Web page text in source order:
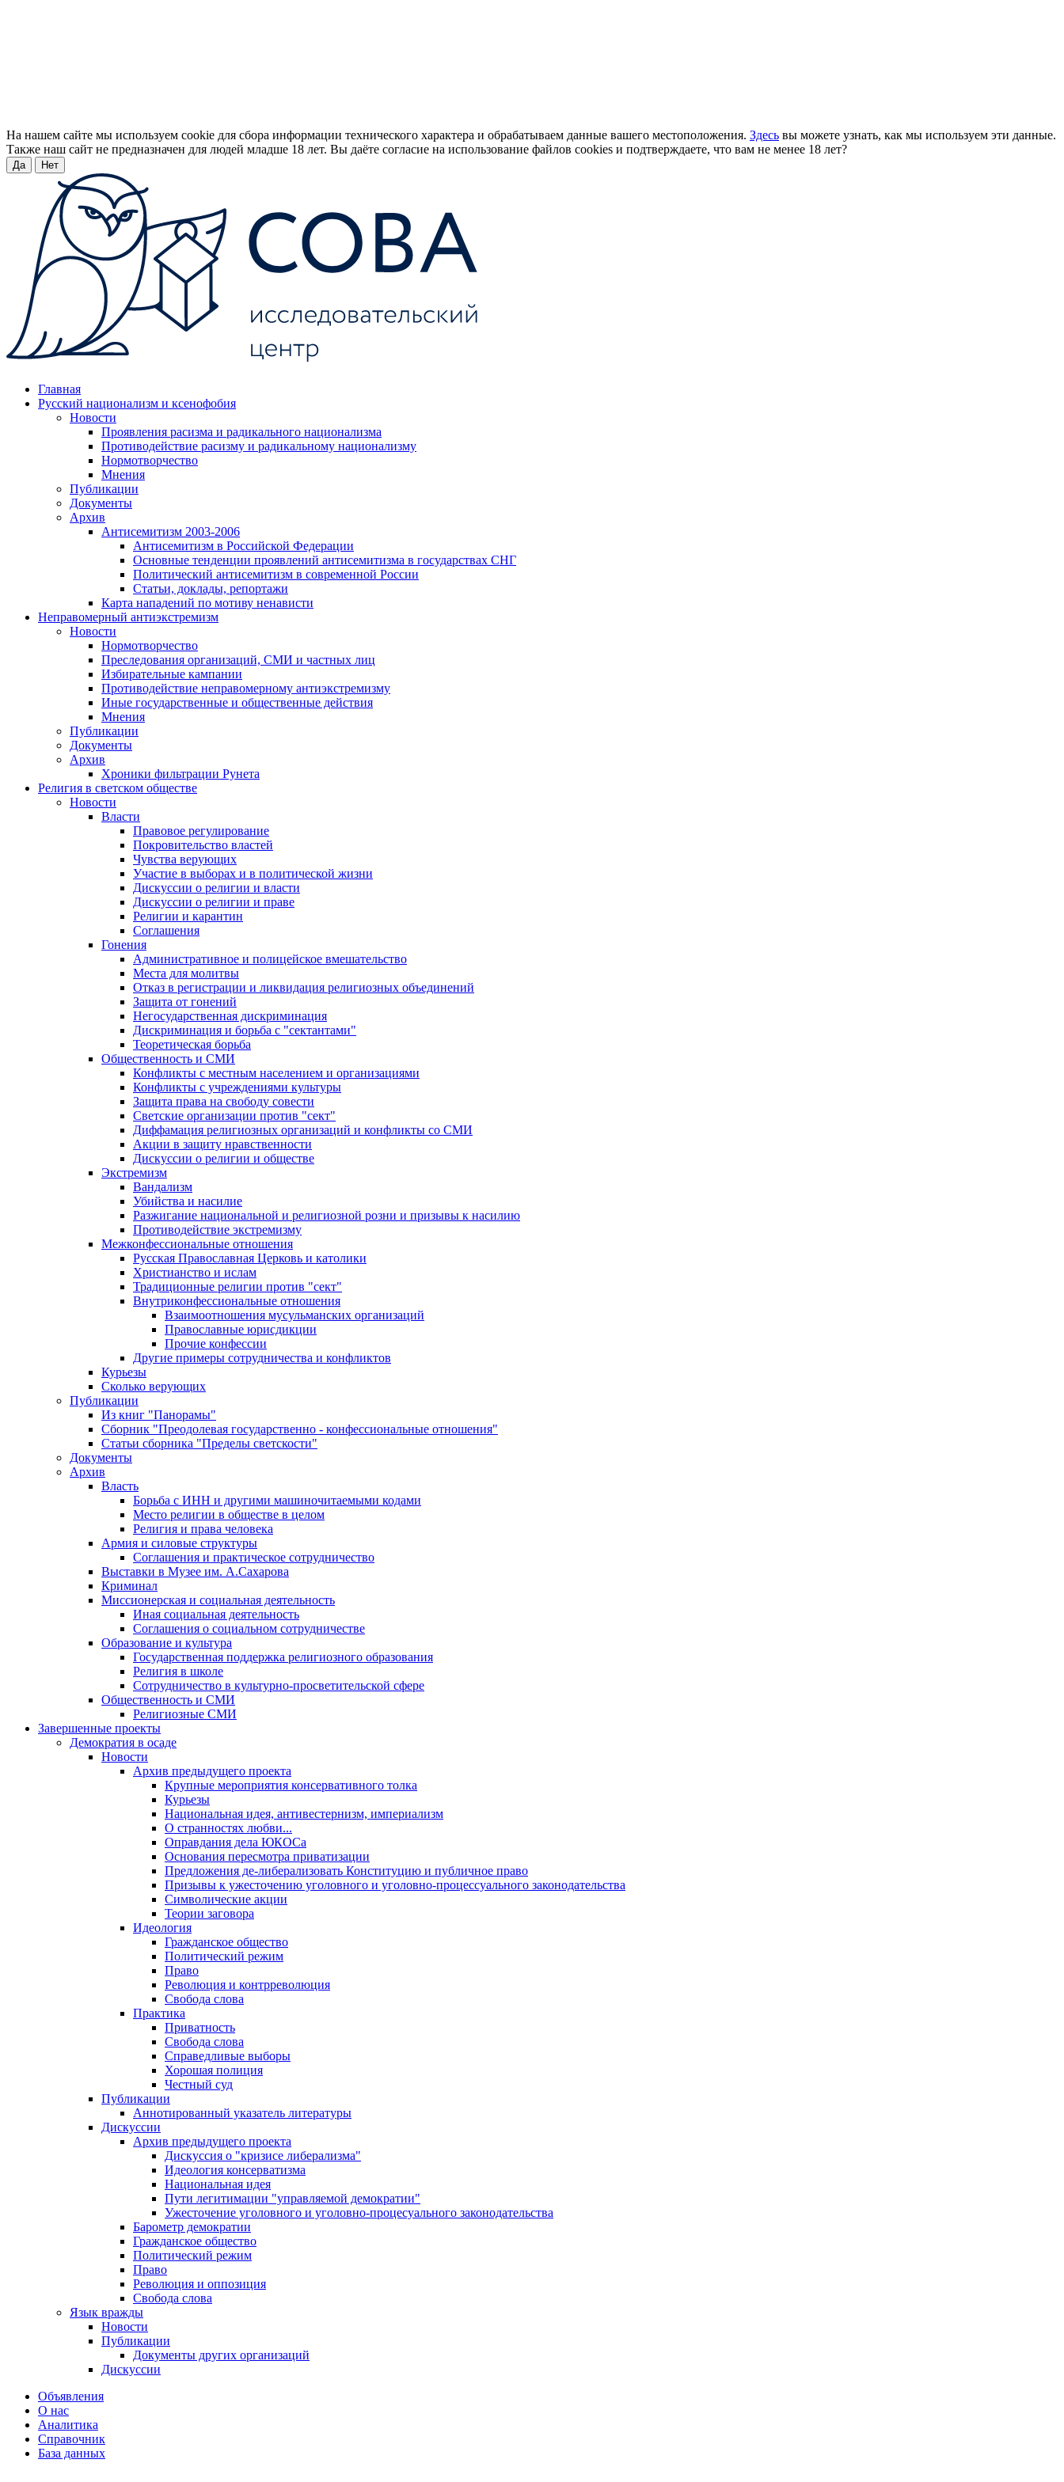
На нашем сайте мы используем cookie для сбора информации технического характера и обрабатываем данные вашего местоположения. Здесь вы можете узнать, как мы используем эти данные.
Также наш сайт не предназначен для людей младше 18 лет. Вы даёте согласие на использование файлов cookies и подтверждаете, что вам не менее 18 лет?
Да Нет
Главная
Русский национализм и ксенофобия
Новости
Проявления расизма и радикального национализма
Противодействие расизму и радикальному национализму
Нормотворчество
Мнения
Публикации
Документы
Архив
Антисемитизм 2003-2006
Антисемитизм в Российской Федерации
Основные тенденции проявлений антисемитизма в государствах СНГ
Политический антисемитизм в современной России
Статьи, доклады, репортажи
Карта нападений по мотиву ненависти
Неправомерный антиэкстремизм
Новости
Нормотворчество
Преследования организаций, СМИ и частных лиц
Избирательные кампании
Противодействие неправомерному антиэкстремизму
Иные государственные и общественные действия
Мнения
Публикации
Документы
Архив
Хроники фильтрации Рунета
Религия в светском обществе
Новости
Власти
Правовое регулирование
Покровительство властей
Чувства верующих
Участие в выборах и в политической жизни
Дискуссии о религии и власти
Дискуссии о религии и праве
Религии и карантин
Соглашения
Гонения
Административное и полицейское вмешательство
Места для молитвы
Отказ в регистрации и ликвидация религиозных объединений
Защита от гонений
Негосударственная дискриминация
Дискриминация и борьба с "сектантами"
Теоретическая борьба
Общественность и СМИ
Конфликты с местным населением и организациями
Конфликты с учреждениями культуры
Защита права на свободу совести
Светские организации против "сект"
Диффамация религиозных организаций и конфликты со СМИ
Акции в защиту нравственности
Дискуссии о религии и обществе
Экстремизм
Вандализм
Убийства и насилие
Разжигание национальной и религиозной розни и призывы к насилию
Противодействие экстремизму
Межконфессиональные отношения
Русская Православная Церковь и католики
Христианство и ислам
Традиционные религии против "сект"
Внутриконфессиональные отношения
Взаимоотношения мусульманских организаций
Православные юрисдикции
Прочие конфессии
Другие примеры сотрудничества и конфликтов
Курьезы
Сколько верующих
Публикации
Из книг "Панорамы"
Сборник "Преодолевая государственно - конфессиональные отношения"
Статьи сборника "Пределы светскости"
Документы
Архив
Власть
Борьба с ИНН и другими машиночитаемыми кодами
Место религии в обществе в целом
Религия и права человека
Армия и силовые структуры
Соглашения и практическое сотрудничество
Выставки в Музее им. А.Сахарова
Криминал
Миссионерская и социальная деятельность
Иная социальная деятельность
Соглашения о социальном сотрудничестве
Образование и культура
Государственная поддержка религиозного образования
Религия в школе
Сотрудничество в культурно-просветительской сфере
Общественность и СМИ
Религиозные СМИ
Завершенные проекты
Демократия в осаде
Новости
Архив предыдущего проекта
Крупные мероприятия консервативного толка
Курьезы
Национальная идея, антивестернизм, империализм
О странностях любви...
Оправдания дела ЮКОСа
Основания пересмотра приватизации
Предложения де-либерализовать Конституцию и публичное право
Призывы к ужесточению уголовного и уголовно-процессуального законодательства
Символические акции
Теории заговора
Идеология
Гражданское общество
Политический режим
Право
Революция и контрреволюция
Свобода слова
Практика
Приватность
Свобода слова
Справедливые выборы
Хорошая полиция
Честный суд
Публикации
Аннотированный указатель литературы
Дискуссии
Архив предыдущего проекта
Дискуссия о "кризисе либерализма"
Идеология консерватизма
Национальная идея
Пути легитимации "управляемой демократии"
Ужесточение уголовного и уголовно-процесуального законодательства
Барометр демократии
Гражданское общество
Политический режим
Право
Революция и оппозиция
Свобода слова
Язык вражды
Новости
Публикации
Документы других организаций
Дискуссии
Объявления
О нас
Аналитика
Справочник
База данных